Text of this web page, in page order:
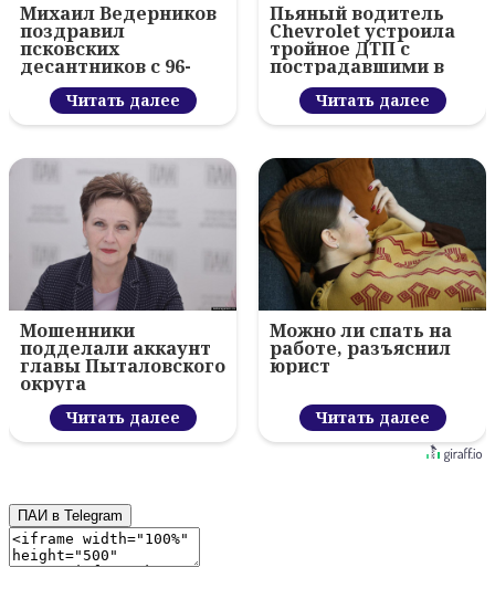
Михаил Ведерников
поздравил
псковских
десантников с 96-
летием ВДВ и
вручил награды
Читать далее
Пьяный водитель
Chevrolet устроила
тройное ДТП с
пострадавшими в
Пскове
Читать далее
Мошенники
подделали аккаунт
главы Пыталовского
округа
Читать далее
Можно ли спать на
работе, разъяснил
юрист
Читать далее
ПАИ в Telegram